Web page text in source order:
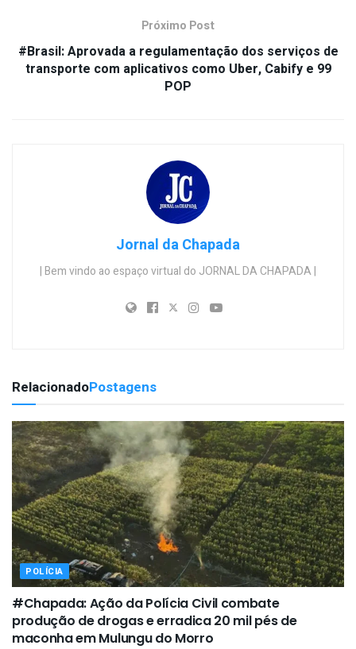
Próximo Post
#Brasil: Aprovada a regulamentação dos serviços de
transporte com aplicativos como Uber, Cabify e 99
POP
Jornal da Chapada
| Bem vindo ao espaço virtual do JORNAL DA CHAPADA |
RelacionadoPostagens
POLÍCIA
#Chapada: Ação da Polícia Civil combate
produção de drogas e erradica 20 mil pés de
maconha em Mulungu do Morro